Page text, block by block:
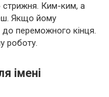
стрижня. Ким-ким, а
Якщо йому
переможного кінця.
роботу.
імені